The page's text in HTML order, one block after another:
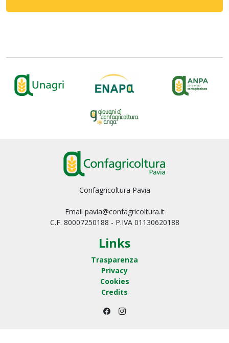
Confagricoltura Pavia
Email pavia@confagricoltura.it
C.F. 80007250188 - P.IVA 01130620188
Links
Trasparenza
Privacy
Cookies
Credits